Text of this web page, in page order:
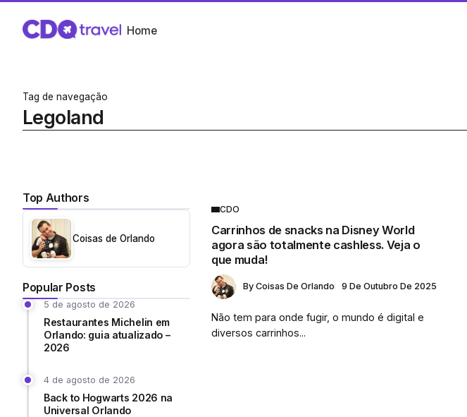
Home
Tag de navegação
Legoland
Top Authors
Coisas de Orlando
Popular Posts
5 de agosto de 2026
Restaurantes Michelin em
Orlando: guia atualizado –
2026
4 de agosto de 2026
Back to Hogwarts 2026 na
Universal Orlando
CDO
Carrinhos de snacks na Disney World
agora são totalmente cashless. Veja o
que muda!
By Coisas De Orlando 9 De Outubro De 2025
Não tem para onde fugir, o mundo é digital e
diversos carrinhos...